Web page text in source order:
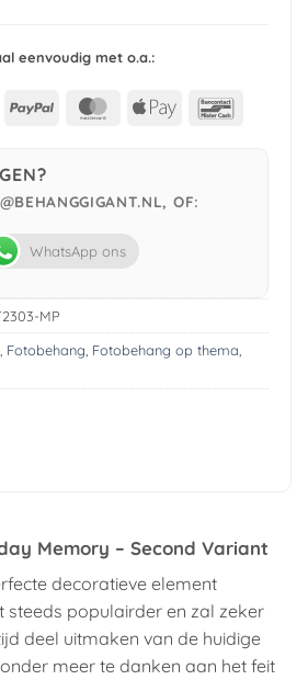
eenvoudig met o.a.:
Visa PayPal MasterCard
Apple
OF:
WhatsApp ons
MP
Fotobehang Fotobehang op thema
Memory – Second Variant
decoratieve element
steeds populairder en zal zeker
deel uitmaken van de huidige
meer te danken aan het feit